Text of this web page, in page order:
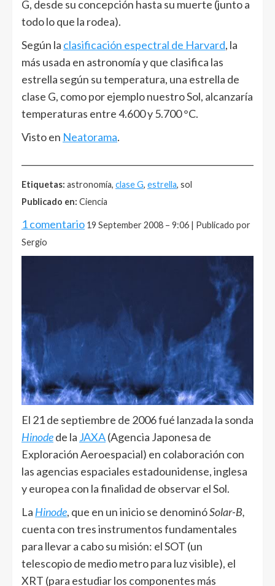
G, desde su concepción hasta su muerte (junto a
todo lo que la rodea).
Según la clasificación espectral de Harvard, la
más usada en astronomía y que clasifica las
estrella según su temperatura, una estrella de
clase G, como por ejemplo nuestro Sol, alcanzaría
temperaturas entre 4.600 y 5.700 °C.
Visto en Neatorama.
Etiquetas: astronomía, clase G, estrella, sol
Publicado en: Ciencia
1 comentario 19 September 2008 – 9:06 | Publicado por
Sergio
El 21 de septiembre de 2006 fué lanzada la sonda
Hinodede la JAXA(Agencia Japonesa de
Exploración Aeroespacial) en colaboración con
las agencias espaciales estadounidense, inglesa
y europea con la finalidad de observar el Sol.
La Hinode, que en un inicio se denominóSolar-B,
cuenta con tres instrumentos fundamentales
para llevar a cabo su misión: el SOT (un
telescopio de medio metro para luz visible), el
XRT (para estudiar los componentes más